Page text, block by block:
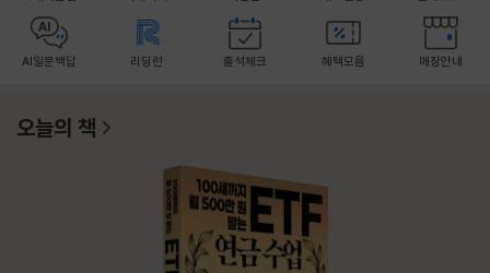
AI일문백답 리딩런 출석체크 혜택모음 매장안내
오늘의 책